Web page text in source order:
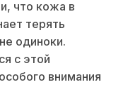
что кожа в
терять
одиноки.
с этой
внимания